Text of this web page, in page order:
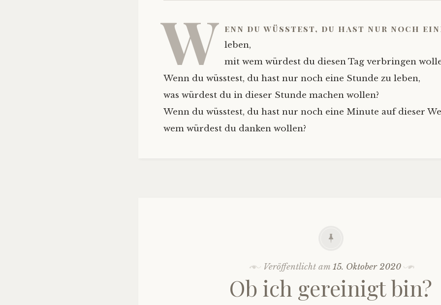
W enn du wüsstest, du hast nur noch
leben,
mit wem würdest du diesen Tag verbringen
Wenn du wüsstest, du hast nur noch eine Stunde zu leben,
was würdest du in dieser Stunde machen wollen?
Wenn du wüsstest, du hast nur noch eine Minute auf dieser
wem würdest du danken wollen?
Veröffentlicht am15. Oktober 2020
Ob ich gereinigt bin?